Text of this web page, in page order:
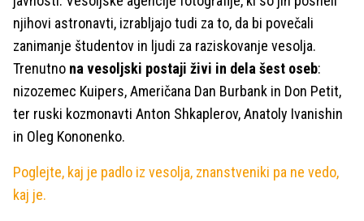
njihovi astronavti, izrabljajo tudi za to, da bi povečali
zanimanje študentov in ljudi za raziskovanje vesolja.
Trenutno na vesoljski postaji živi in dela šest oseb:
nizozemec Kuipers, Američana Dan Burbank in Don Petit,
ter ruski kozmonavti Anton Shkaplerov, Anatoly Ivanishin
in Oleg Kononenko.
Poglejte, kaj je padlo iz vesolja, znanstveniki pa ne vedo,
kaj je.